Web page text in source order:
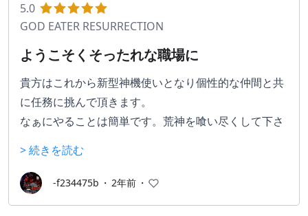
5.0
GOD EATER RESURRECTION
ようこそくそったれな職場に
貴方はこれから新型神機使いとなり個性的な仲間と共
に任務に挑んで頂きます。
なぁにやることは簡単です。荒神を喰い尽くして下さ
> 続きを読む
-f234475b ・ 2年前 ・